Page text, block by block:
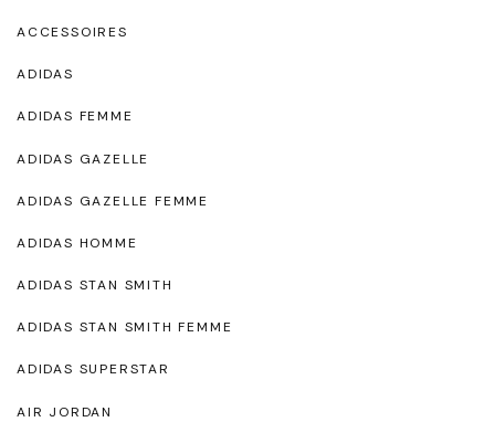
ACCESSOIRES
ADIDAS
ADIDAS FEMME
ADIDAS GAZELLE
ADIDAS GAZELLE FEMME
ADIDAS HOMME
ADIDAS STAN SMITH
ADIDAS STAN SMITH FEMME
ADIDAS SUPERSTAR
AIR JORDAN